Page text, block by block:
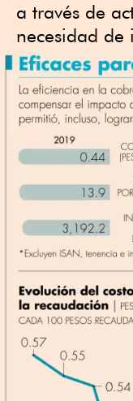
a través de
necesidad